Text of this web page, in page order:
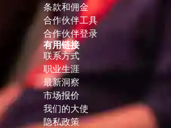
条款和佣金
合作伙伴工具
合作伙伴登录
有用链接
联系方式
职业生涯
最新洞察
市场报价
我们的大使
隐私政策